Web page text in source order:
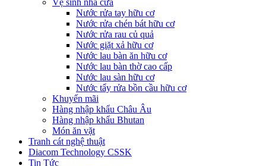
Vệ sinh nhà cửa
Nước rửa tay hữu cơ
Nước rửa chén bát hữu cơ
Nước rửa rau củ quả
Nước giặt xả hữu cơ
Nước lau bàn ăn hữu cơ
Nước lau bàn thờ cao cấp
Nước lau sàn hữu cơ
Nước tẩy rửa bồn cầu hữu cơ
Khuyến mãi
Hàng nhập khẩu Châu Âu
Hàng nhập khẩu Bhutan
Món ăn vặt
Tranh cát nghệ thuật
Diacom Technology CSSK
Tin Tức